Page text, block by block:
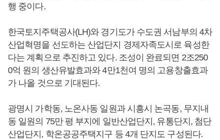
행 중이다.
한국토지주택공사(LH)와 경기도가 수도권 서남부의 4차
산업혁명을 선도하는 산업단지 경제자족도시로 육성한
다는 계획으로 추진하고 있다. 조성이 완료되면 2조250
0억 원의 생산유발효과와 4만1천여 명의 고용창출효과
가 나올 것으로 기대된다.
광명시 가학동, 노온사동 일원과 시흥시 논곡동, 무지내
동 일원의 75만 평 부지에 일반산업단지, 유통단지, 첨단
산업단지, 학온공공주택지구 등 4개 단지도 구성된다.